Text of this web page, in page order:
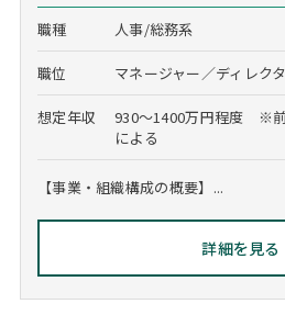
職種 人事/総務系
職位 マネージャー／ディレク
想定年収
930～1400万円程度 ※
による
【事業・組織構成の概要】...
詳細を見る